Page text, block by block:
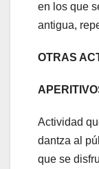
en los que
antigua,
OTRAS
Actividad
dantza al
que se